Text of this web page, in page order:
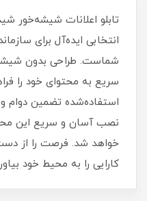
انتخابی ایده‌آل برای
شماست. طراحی بدون
سریع به محتوای خود را
استفاده‌شده تضمین دوام
نصب آسان و سریع این
خواهد شد. فرصت را از
کارایی را به محیط خود